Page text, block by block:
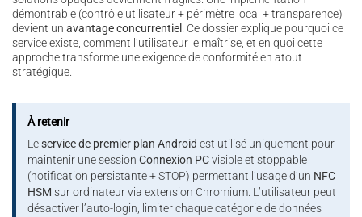
démontrable (contrôle utilisateur + périmètre local + transparence)
devient un avantage concurrentiel . Ce dossier explique pourquoi ce
service existe, comment l’utilisateur le maîtrise, et en quoi cette
approche transforme une exigence de conformité en atout
stratégique.
À retenir
Leservice de premier plan Android est utilisé uniquement pour
maintenir une sessionConnexion PCvisible et stoppable
(notification persistante + STOP) permettant l’usage d’un NFC
HSM sur ordinateur via extension Chromium. L’utilisateur peut
désactiver l’auto-login, limiter chaque catégorie de données